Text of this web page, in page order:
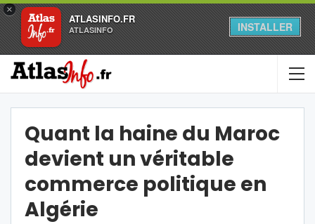
×
ATLASINFO.FR
ATLASINFO INSTALLER
Quant la haine du Maroc
devient un véritable
commerce politique en
Algérie